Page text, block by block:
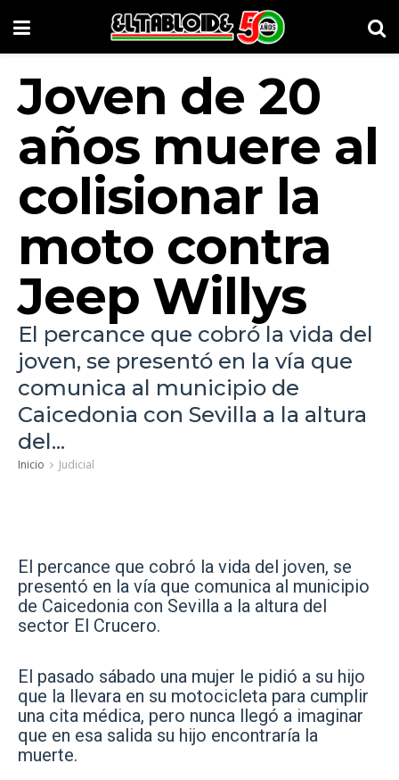
Joven de 20
años muere al
colisionar la
moto contra
Jeep Willys
El percance que cobró la vida del
joven, se presentó en la vía que
comunica al municipio de
Caicedonia con Sevilla a la altura
del...
Inicio Judicial
El percance que cobró la vida del joven, se
presentó en la vía que comunica al municipio
de Caicedonia con Sevilla a la altura del
sector El Crucero.
El pasado sábado una mujer le pidió a su hijo
que la llevara en su motocicleta para cumplir
una cita médica, pero nunca llegó a imaginar
que en esa salida su hijo encontraría la
muerte.